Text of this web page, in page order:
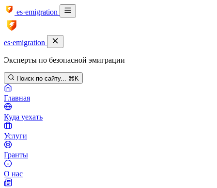
es·emigration
es·emigration
Эксперты по безопасной эмиграции
Поиск по сайту... ⌘K
Главная
Куда уехать
Услуги
Гранты
О нас